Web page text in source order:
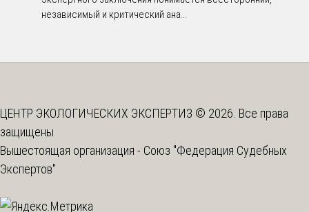
независимый и критический ана...
ЦЕНТР ЭКОЛОГИЧЕСКИХ ЭКСПЕРТИЗ © 2026. Все права
защищены
Вышестоящая организация - Союз "Федерация Судебных
Экспертов"